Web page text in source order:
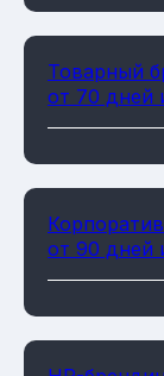
Товарный
от 70 дней
от 90 дней